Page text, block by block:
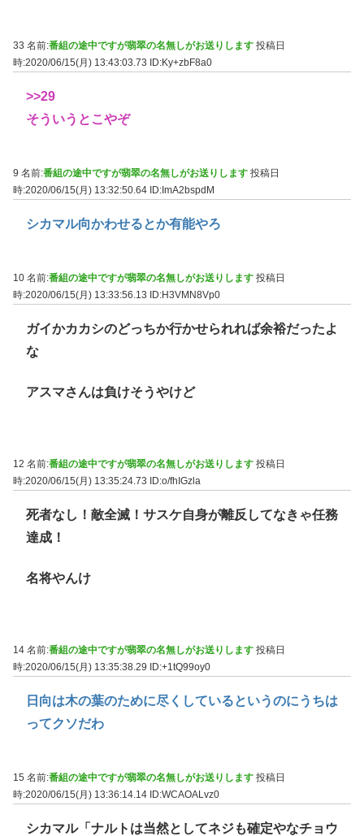
33 名前:番組の途中ですが翡翠の名無しがお送りします 投稿日
時:2020/06/15(月) 13:43:03.73
ID:Ky+zbF8a0
>>29
そういうとこやぞ
9 名前:番組の途中ですが翡翠の名無しがお送りします 投稿日
時:2020/06/15(月) 13:32:50.64 ID:ImA2bspdM
シカマル向かわせるとか有能やろ
10 名前:番組の途中ですが翡翠の名無しがお送りします 投稿日
時:2020/06/15(月) 13:33:56.13 ID:H3VMN8Vp0
ガイかカカシのどっちか行かせられれば余裕だったよ
な
アスマさんは負けそうやけど
12 名前:番組の途中ですが翡翠の名無しがお送りします 投稿日
時:2020/06/15(月) 13:35:24.73
ID:o/fhIGzla
死者なし！敵全滅！サスケ自身が離反してなきゃ任務
達成！
名将やんけ
14 名前:番組の途中ですが翡翠の名無しがお送りします 投稿日
時:2020/06/15(月) 13:35:38.29
ID:+1tQ99oy0
日向は木の葉のために尽くしているというのにうちは
ってクソだわ
15 名前:番組の途中ですが翡翠の名無しがお送りします 投稿日
時:2020/06/15(月) 13:36:14.14 ID:WCAOALvz0
シカマル「ナルトは当然としてネジも確定やなチョウ